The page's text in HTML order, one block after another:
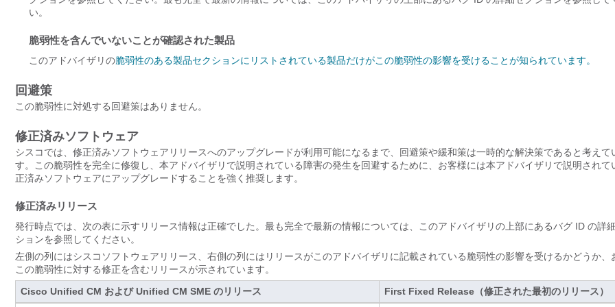
い。
脆弱性を含んでいないことが確認された製品
このアドバイザリの脆弱性のある製品セクションにリストされている製品だけがこの脆弱性の影響を受けることが知られています。
回避策
この脆弱性に対処する回避策はありません。
修正済みソフトウェア
シスコでは、修正済みソフトウェアリリースへのアップグレードが利用可能になるまで、回避策や緩和策は一時的な解決策であると考えて
す。この脆弱性を完全に修復し、本アドバイザリで説明されている障害の発生を回避するために、お客様には本アドバイザリで説明されて
正済みソフトウェアにアップグレードすることを強く推奨します。
修正済みリリース
発行時点では、次の表に示すリリース情報は正確でした。最も完全で最新の情報については、このアドバイザリの上部にあるバグ ID の詳
ションを参照してください。
左側の列にはシスコソフトウェアリリース、右側の列にはリリースがこのアドバイザリに記載されている脆弱性の影響を受けるかどうか、
この脆弱性に対する修正を含むリリースが示されています。
Cisco Unified CM および Unified CM SME のリリース
First Fixed Release（修正された最初のリリース）